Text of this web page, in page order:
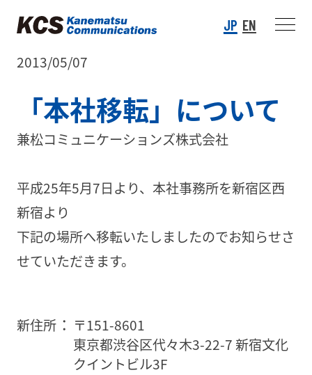
JP EN
2013/05/07
「本社移転」について
兼松コミュニケーションズ株式会社
平成25年5月7日より、本社事務所を新宿区西
新宿より
下記の場所へ移転いたしましたのでお知らせさ
せていただきます。
新住所
〒151-8601
東京都渋谷区代々木3-22-7 新宿文化
クイントビル3F